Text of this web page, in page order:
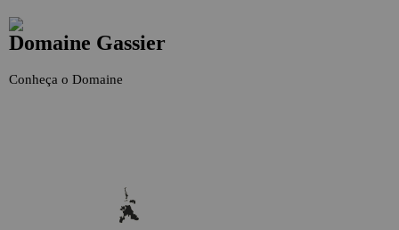
Domaine Gassier
Conheça o Domaine